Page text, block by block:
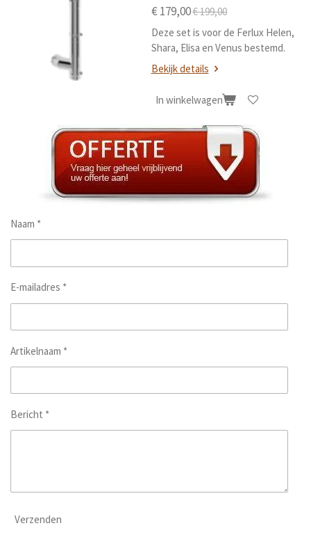
€ 179,00€ 199,00
Deze set is voor de Ferlux Helen,
Shara, Elisa en Venus bestemd.
Bekijk details
In winkelwagen
Naam *
E-mailadres *
Artikelnaam *
Bericht *
Verzenden